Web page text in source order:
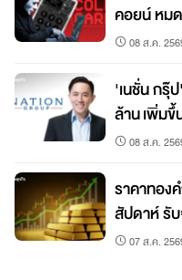
คอยน์ หมดยุค Not Your Keys, Not Your
Coins?
08 ส.ค.
'เนชั่น กรุ๊
ล้าน เพิ่ม
เต็มรูปแบบ
08 ส.ค.
ราคาทอง
สัปดาห์ รั
07 ส.ค.